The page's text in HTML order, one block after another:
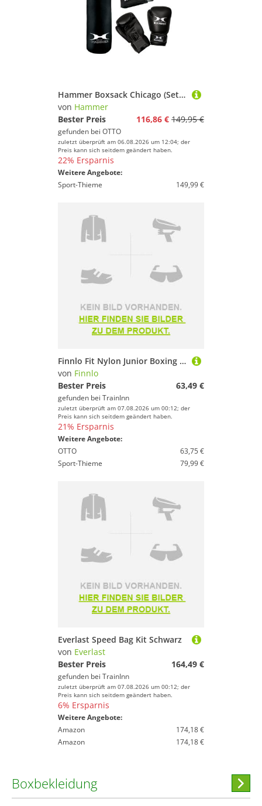
Hammer Boxsack Chicago (Set, 4-tlg., mit Sprungseil, mit Boxhandschuhen)
von Hammer
Bester Preis
116,86 € 149,95 €
gefunden bei OTTO
zuletzt überprüft am 06.08.2026 um 12:04; der
Preis kann sich seitdem geändert haben.
22% Ersparnis
Weitere Angebote:
Sport-Thieme
149,99 €
Finnlo Fit Nylon Junior Boxing Set Schwarz
von Finnlo
Bester Preis
63,49 €
gefunden bei TrainInn
zuletzt überprüft am 07.08.2026 um 00:12; der
Preis kann sich seitdem geändert haben.
21% Ersparnis
Weitere Angebote:
OTTO
63,75 €
Sport-Thieme
79,99 €
Everlast Speed Bag Kit Schwarz
von Everlast
Bester Preis
164,49 €
gefunden bei TrainInn
zuletzt überprüft am 07.08.2026 um 00:12; der
Preis kann sich seitdem geändert haben.
6% Ersparnis
Weitere Angebote:
Amazon
174,18 €
Amazon
174,18 €
Boxbekleidung